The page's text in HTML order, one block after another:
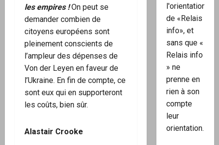
les empires !On peut se
demander combien de
citoyens européens sont
pleinement conscients de
l’ampleur des dépenses de
Von der Leyen en faveur de
l’Ukraine. En fin de compte, ce
sont eux qui en supporteront
les coûts, bien sûr.
Alastair Crooke
l'orientation
de «Relais
info», et
sans que «
Relais info
» ne
prenne en
rien à son
compte
leur
orientation.